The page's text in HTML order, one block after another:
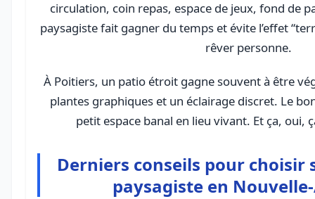
circulation, coin repas, espace de jeux, fond de
paysagiste fait gagner du temps et évite l’effet
rêver personne.
À Poitiers, un patio étroit gagne souvent à être
plantes graphiques et un éclairage discret. Le
petit espace banal en lieu vivant. Et ça, oui,
Derniers conseils pour choisir
paysagiste en